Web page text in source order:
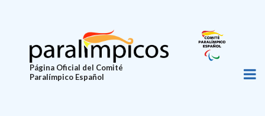
principal
Página Oficial del Comité
Paralímpico Español